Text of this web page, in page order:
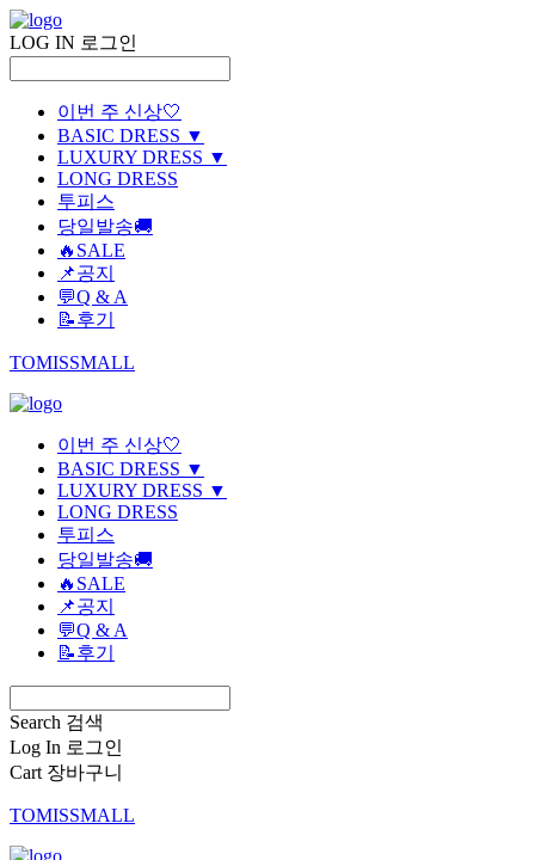
LOG IN 로그인
이번 주 신상🤍
BASIC DRESS ▼
LUXURY DRESS ▼
LONG DRESS
투피스
당일발송🚚
🔥SALE
📌공지
💬Q & A
📝후기
TOMISSMALL
이번 주 신상🤍
BASIC DRESS ▼
LUXURY DRESS ▼
LONG DRESS
투피스
당일발송🚚
🔥SALE
📌공지
💬Q & A
📝후기
Search 검색
Log In 로그인
Cart 장바구니
TOMISSMALL